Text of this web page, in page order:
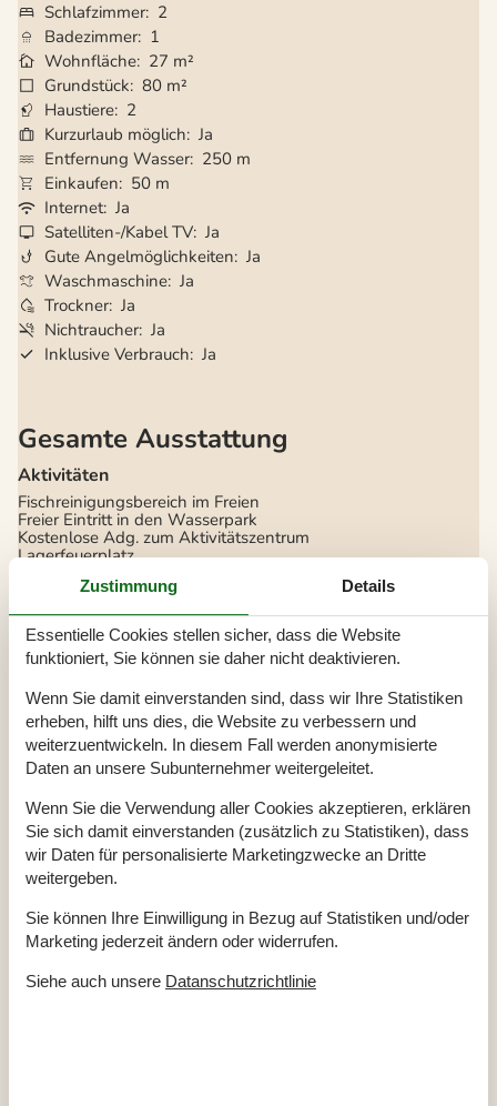
Schlafzimmer 2
Badezimmer 1
Wohnfläche 27 m²
Grundstück 80 m²
Haustiere 2
Kurzurlaub möglich Ja
Entfernung Wasser 250 m
Einkaufen
50 m
Internet Ja
Satelliten-/Kabel TV Ja
Gute Angelmöglichkeiten Ja
Waschmaschine Ja
Trockner Ja
Nichtraucher Ja
Inklusive Verbrauch Ja
Gesamte Ausstattung
Aktivitäten
Fischreinigungsbereich im Freien
Freier Eintritt in den Wasserpark
Kostenlose Adg. zum Aktivitätszentrum
Lagerfeuerplatz
Badezimmer
TOILETTE. Heißes und kaltes Wasser
Diverse
Anzahl Sonnenliegen 2
Baujahr 2012
Baumaterial: Holz
Blick auf Dünen
Ferienhaus 27 m²
Gemeinschafts-Waschmaschine
Haustiere Ja 2
Heizung, Elektroheizung
Satellitenschüssel, deutsche Sender
Staubsauger
Winterfest
Årgab
Zustimmung Details
Essentielle Cookies stellen sicher, dass die Website
funktioniert, Sie können sie daher nicht deaktivieren.
Wenn Sie damit einverstanden sind, dass wir Ihre Statistiken
erheben, hilft uns dies, die Website zu verbessern und
weiterzuentwickeln. In diesem Fall werden anonymisierte
Daten an unsere Subunternehmer weitergeleitet.
Wenn Sie die Verwendung aller Cookies akzeptieren, erklären
Sie sich damit einverstanden (zusätzlich zu Statistiken), dass
wir Daten für personalisierte Marketingzwecke an Dritte
weitergeben.
Sie können Ihre Einwilligung in Bezug auf Statistiken und/oder
Marketing jederzeit ändern oder widerrufen.
Siehe auch unsere Datanschutzrichtlinie